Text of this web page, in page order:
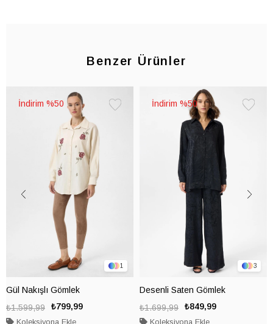
Benzer Ürünler
1
Gül Nakışlı Gömlek
₺799,99
₺1.599,99
Koleksiyona Ekle
%50
3
Desenli Saten Gömlek
₺849,99
₺1.699,99
Koleksiyona Ekle
%50